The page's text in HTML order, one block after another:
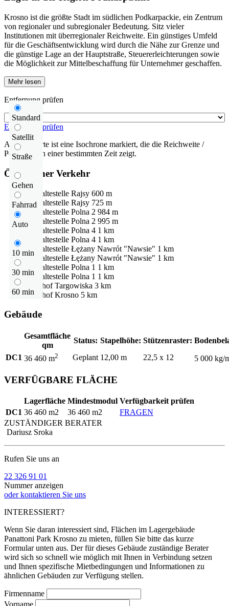
Krosno ist die größte Stadt im südlichen Podkarpackie, ein Zentrum
von regionaler und subregionaler Bedeutung. Sitz vieler
Institutionen mit überregionaler Reichweite. Ein günstiges Umfeld
für die Geschäftsentwicklung wird durch die Nähe zur Grenze und
die günstige Lage an der Hauptstraße, Steuererleichterungen sowie
die Möglichkeit zur Mittelbeschaffung für Unternehmer geschaffen.
Mehr lesen
Standard
Satellit
Straße
Gehen
Fahrrad
Auto
10 min
30 min
60 min
Entfernung prüfen
Entfernung prüfen
Auf der Karte ist eine Isochrone markiert, die die Reichweite /
Pendelzeit in einer bestimmten Zeit zeigt.
Öffentlicher Verkehr
Bushaltestelle Rajsy 600 m
Bushaltestelle Rajsy 725 m
Bushaltestelle Polna 2 984 m
Bushaltestelle Polna 2 995 m
Bushaltestelle Polna 4 1 km
Bushaltestelle Polna 4 1 km
Bushaltestelle Łężany Nawrót "Nawsie" 1 km
Bushaltestelle Łężany Nawrót "Nawsie" 1 km
Bushaltestelle Polna 1 1 km
Bushaltestelle Polna 1 1 km
Bahnhof Targowiska 3 km
Bahnhof Krosno 5 km
Gebäude
Gesamtfläche
qm
Status: Stapelhöhe: Stützenraster:
DC1 36 460 m2 Geplant 12,00 m 22,5 x 12 5 000 kg/
VERFÜGBARE FLÄCHE
Lagerfläche Mindestmodul Verfügbarkeit prüfen
DC1 36 460 m2 36 460 m2
FRAGEN
ZUSTÄNDIGER BERATER
Dariusz Sroka
Rufen Sie uns an
22 326 91 01
Nummer anzeigen
oder kontaktieren Sie uns
INTERESSIERT?
Wenn Sie daran interessiert sind, Flächen im Lagergebäude
Panattoni Park Krosno zu mieten, füllen Sie bitte das kurze
Formular unten aus. Der für dieses Gebäude zuständige Berater
wird sich so schnell wie möglich mit Ihnen in Verbindung setzen
und Ihnen spezifische Mietbedingungen und Informationen zu
ähnlichen Gebäuden zur Verfügung stellen.
Firmenname